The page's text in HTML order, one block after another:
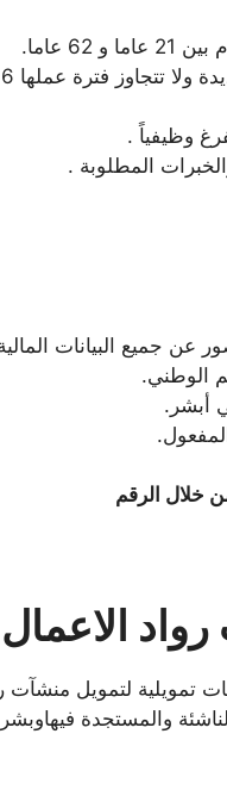
عاما.
تتجاوز فترة عملها 6 أشهر
وظيفياً .
المطلوبة .
جميع البيانات
الوطني.
أبشر.
خلال الرقم
تمويلية لتمويل منشآت
والمستجدة